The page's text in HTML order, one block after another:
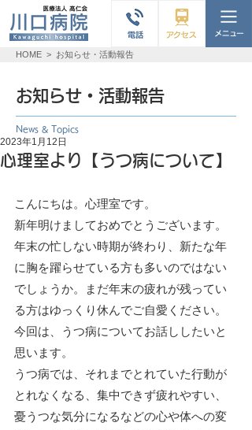
HOME > お知らせ・活動報告
お知らせ・活動報告
News & Topics
心理室より【うつ病について】
2023年1月12日
こんにちは。心理室です。
新年明けましておめでとうございます。
年末の忙しない時期が終わり、新たな年
に胸を躍らせている方も多いのではない
でしょうか。まだ年末の疲れが残ってい
る方はゆっくり休んでご自愛ください。
今回は、うつ病についてお話ししたいと
思います。
うつ病では、それまでとれていた行動が
とれなくなる、集中できず疲れやすい、
憂うつな気分になるなどの心や体への変